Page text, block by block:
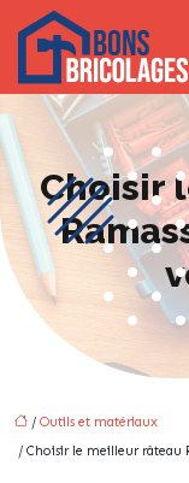
Choisir
/ Outils et matériaux
/ Choisir le meilleur râteau